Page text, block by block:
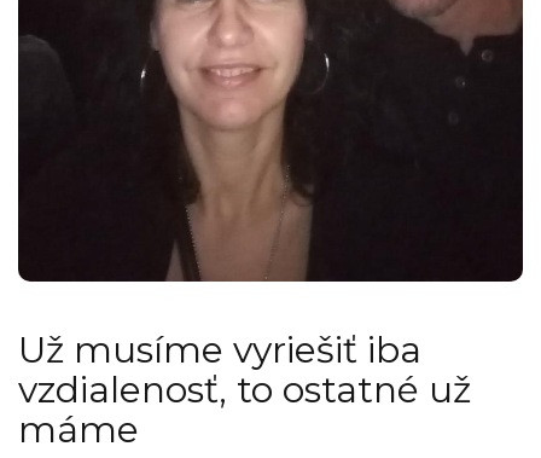
Už musíme vyriešiť iba
vzdialenosť, to ostatné už
máme